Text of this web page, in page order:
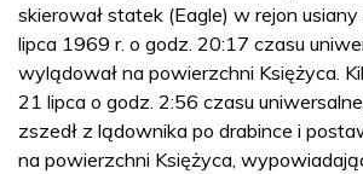
skierował statek (Eagle) w rejon usiany
lipca 1969 r. o godz. 20:17 czasu
wylądował na powierzchni Księżyca.
21 lipca o godz. 2:56 czasu
zszedł z lądownika po drabince i
na powierzchni Księżyca,